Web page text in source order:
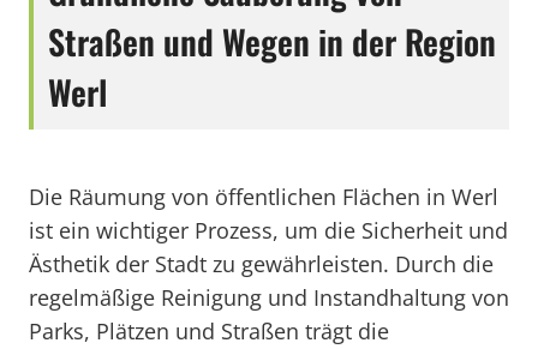
Straßen und Wegen in der Region
Werl
Die Räumung von öffentlichen Flächen in Werl
ist ein wichtiger Prozess, um die Sicherheit und
Ästhetik der Stadt zu gewährleisten. Durch die
regelmäßige Reinigung und Instandhaltung von
Parks, Plätzen und Straßen trägt die